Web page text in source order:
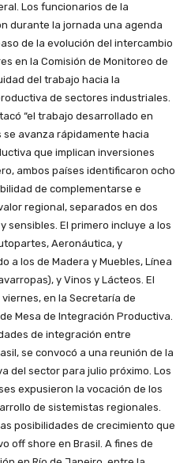
Los funcionarios de la
durante la jornada una agenda
de la evolución del intercambio
en la Comisión de Monitoreo de
del trabajo hacia la
de sectores industriales.
“el trabajo desarrollado en
avanza rápidamente hacia
que implican inversiones
ambos países identificaron ocho
de complementarse e
regional, separados en dos
sensibles. El primero incluye a los
Aeronáutica, y
a los de Madera y Muebles, Línea
y Vinos y Lácteos. El
en la Secretaría de
Mesa de Integración Productiva.
de integración entre
se convocó a una reunión de la
del sector para julio próximo. Los
expusieron la vocación de los
de sistemistas regionales.
posibilidades de crecimiento que
off shore en Brasil. A fines de